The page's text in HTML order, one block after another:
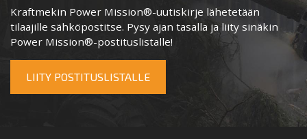
Kraftmekin Power Mission®-uutiskirje lähetetään
tilaajille sähköpostitse. Pysy ajan tasalla ja liity sinäkin
Power Mission®-postituslistalle!
LIITY POSTITUSLISTALLE